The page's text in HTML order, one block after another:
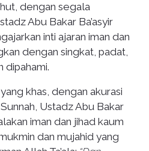
dengan segala
Abu Bakar Ba’asyir
inti ajaran iman dan
dengan singkat, padat,
dipahami.
khas, dengan akurasi
Ustadz Abu Bakar
iman dan jihad kaum
dan mujahid yang